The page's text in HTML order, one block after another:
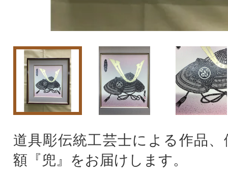
道具彫伝統工芸士による作品、
額『兜』をお届けします。